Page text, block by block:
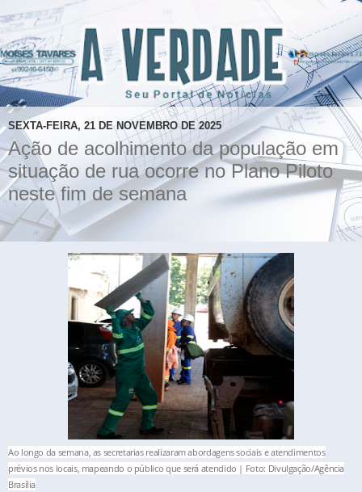
SEXTA-FEIRA, 21 DE NOVEMBRO DE 2025
Ação de acolhimento da população em
situação de rua ocorre no Plano Piloto
neste fim de semana
Ao longo da semana, as secretarias realizaram abordagens sociais e atendimentos
prévios nos locais, mapeando o público que será atendido | Foto: Divulgação/Agência
Brasília